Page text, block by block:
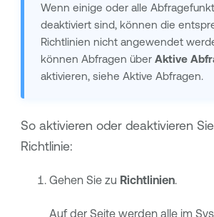
Wenn einige oder alle
deaktiviert sind, können die
Richtlinien nicht angewendet
können Abfragen über Aktive
aktivieren, siehe Aktive Abfragen.
So aktivieren oder deaktivieren
Richtlinie:
Gehen Sie zu Richtlinien.
Auf der Seite werden alle im